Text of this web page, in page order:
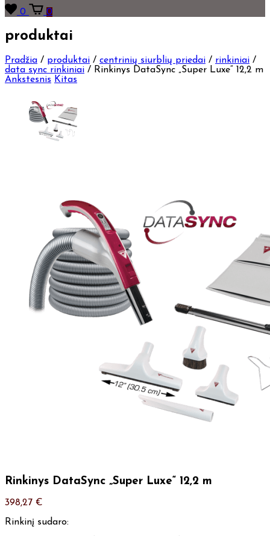
0 0
produktai
Pradžia / produktai / centrinių siurblių priedai / rinkiniai /
data sync rinkiniai / Rinkinys DataSync „Super Luxe“ 12,2 m
Ankstesnis Kitas
Rinkinys DataSync „Super Luxe“ 12,2 m
398,27 €
Rinkinį sudaro: